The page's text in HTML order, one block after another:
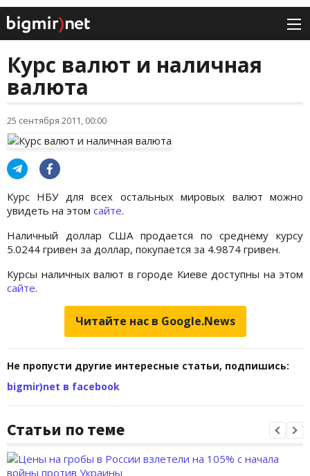
Курс валют и наличная
валюта
25 сентября 2011, 00:00
Курс НБУ для всех остальных мировых валют можно
увидеть на этом сайте.
Наличный доллар США продается по среднему курсу
5.0244 гривен за доллар, покупается за 4.9874 гривен.
Курсы наличных валют в городе Киеве доступны на этом
сайте.
Читайте нас в Google.News
Не пропусти другие интересные статьи, подпишись:
bigmir)net в facebook
Статьи по теме